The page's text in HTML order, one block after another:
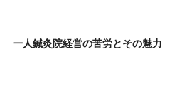
一人鍼灸院経営の苦労とその魅力